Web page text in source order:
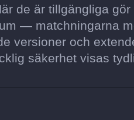
de är tillgängliga
— matchningarna
versioner och
säkerhet visas